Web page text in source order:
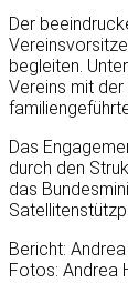
Der
begleiten.
Vereins mit
Das
durch den
das
Bericht:
Fotos: Andrea